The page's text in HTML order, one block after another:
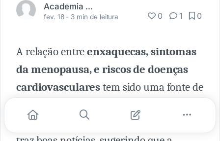
Academia Médica
fev. 18 - 3 min de leitura 0 1 0
A relação entreenxaquecas, sintomas
da menopausa, e riscos de doenças
cardiovascularestem sido uma fonte de
entanto, uma dupla de estudos recentes